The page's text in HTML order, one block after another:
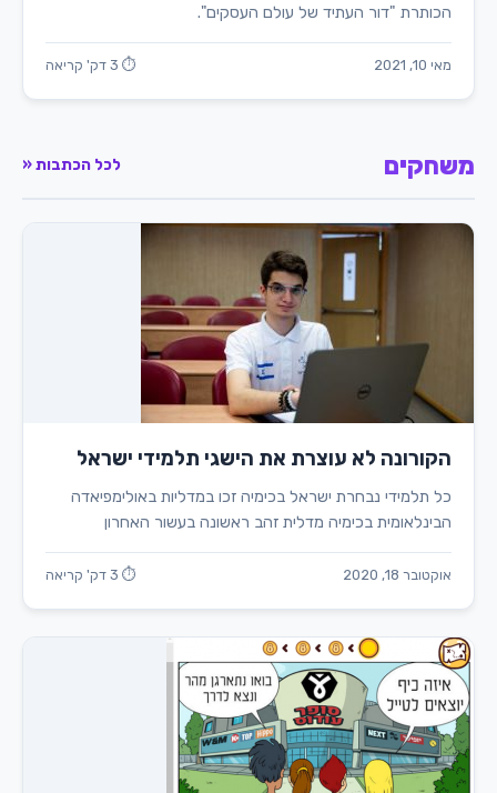
הכותרת "דור העתיד של עולם העסקים".
מאי 10, 2021 ⏱ 3 דק' קריאה
משחקים לכל הכתבות «
הקורונה לא עוצרת את הישגי תלמידי ישראל
כל תלמידי נבחרת ישראל בכימיה זכו במדליות באולימפיאדה
הבינלאומית בכימיה מדלית זהב ראשונה בעשור האחרון
אוקטובר 18, 2020 ⏱ 3 דק' קריאה